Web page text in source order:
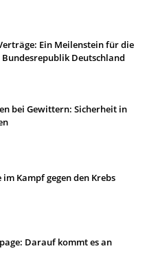
Ein Meilenstein für die
Deutschland
bei Gewittern: Sicherheit in
Kampf gegen den Krebs
Darauf kommt es an